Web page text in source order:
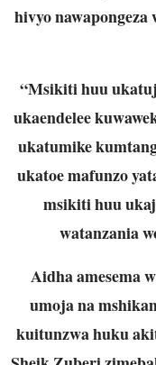
hivyo
“Msikiti huu
ukaendelee
ukatumike
ukatoe mafunzo
msikiti huu
watanzania
Aidha amesema
umoja na
kuitunzwa huku